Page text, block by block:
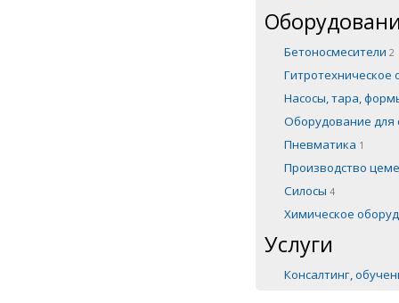
Бетоносмесители 2
Насосы, тара,
Оборудование для
Пневматика 1
Производство
Силосы 4
Химическое
Услуги
Консалтинг,